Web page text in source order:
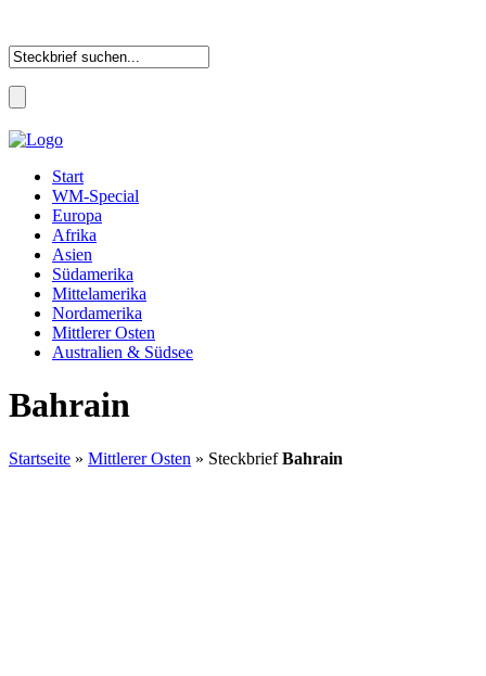
Start
WM-Special
Europa
Afrika
Asien
Südamerika
Mittelamerika
Nordamerika
Mittlerer Osten
Australien & Südsee
Bahrain
Startseite » Mittlerer Osten » SteckbriefBahrain